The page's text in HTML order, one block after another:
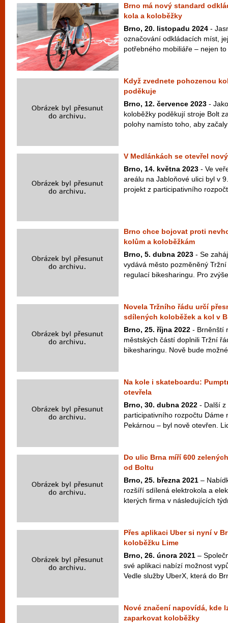
Brno má nový standard
kola a koloběžky
Brno, 20. listopadu 2024 -
označování odkládacích míst,
potřebného mobiliáře – nejen
Když zvednete pohozenou
poděkuje
Brno, 12. července 2023 -
koloběžky poděkují stroje Bolt
polohy namísto toho, aby
V Medlánkách se otevřel
Brno, 14. května 2023 - Ve
areálu na Jabloňové ulici byl v
projekt z participativního
Brno chce bojovat proti
kolům a koloběžkám
Brno, 5. dubna 2023 - Se
vydává město pozměněný
regulací bikesharingu. Pro
Novela Tržního řádu určí
sdílených koloběžek a kol v
Brno, 25. října 2022 - Brněnští
městských částí doplnili Tržní
bikesharingu. Nově bude
Na kole i skateboardu:
otevřela
Brno, 30. dubna 2022 - Další z
participativního rozpočtu Dáme
Pekárnou – byl nově otevřen.
Do ulic Brna míří 600
od Boltu
Brno, 25. března 2021 –
rozšíří sdílená elektrokola a
kterých firma v následujících
Přes aplikaci Uber si nyní v
koloběžku Lime
Brno, 26. února 2021 –
své aplikaci nabízí možnost
Vedle služby UberX, která do
Nové značení napovídá, kde
zaparkovat koloběžky